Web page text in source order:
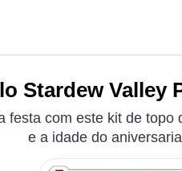
Stardew Valley
festa com este kit de
e a idade do